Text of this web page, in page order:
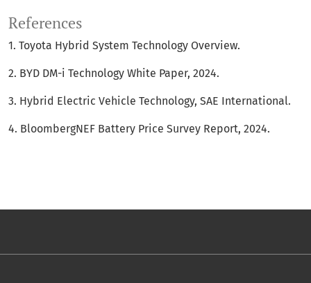
References
1. Toyota Hybrid System Technology Overview.
2. BYD DM-i Technology White Paper, 2024.
3. Hybrid Electric Vehicle Technology, SAE International.
4. BloombergNEF Battery Price Survey Report, 2024.